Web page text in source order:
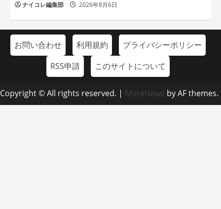
ナイコレ編集部 2026年8月6日
お問い合わせ 利用規約
プライバシーポリシー
RSS申請
このサイトについて
Copyright © All rights reserved. | MoreNews by AF themes.